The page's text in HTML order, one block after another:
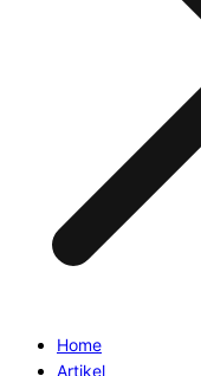
Home
Artikel